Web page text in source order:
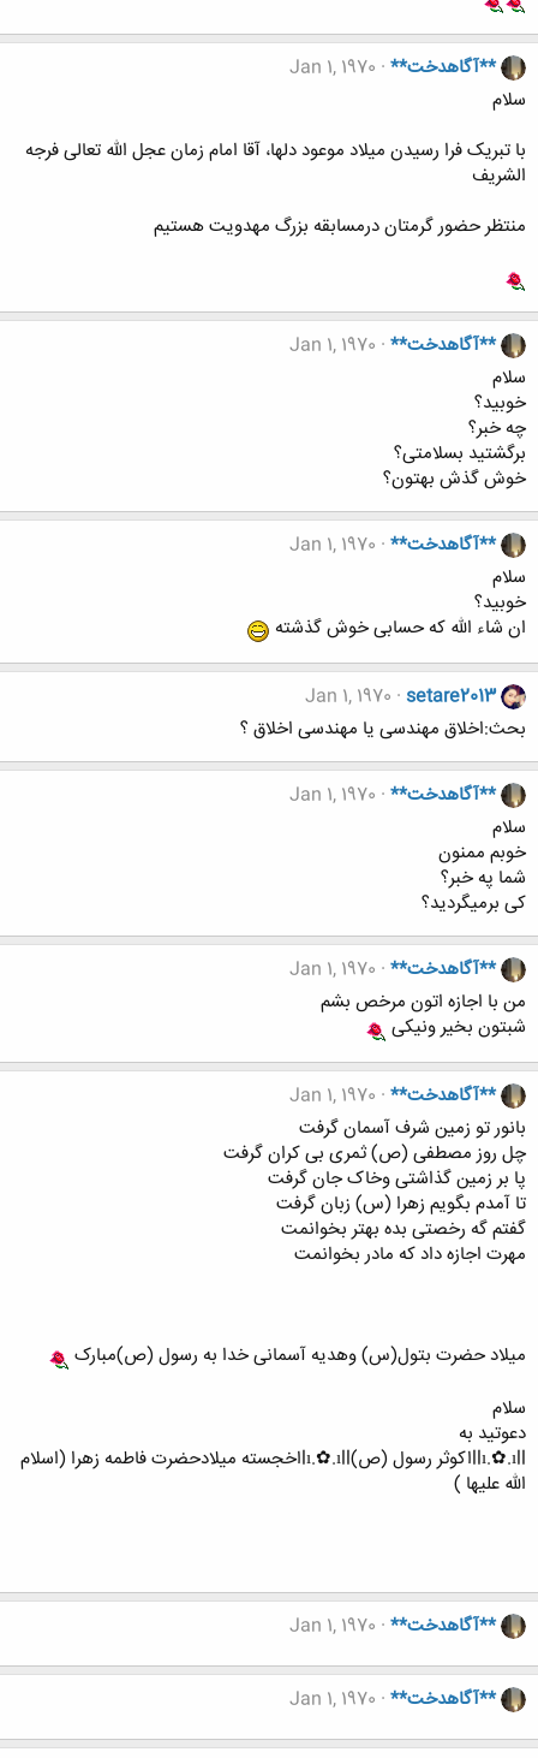
**آگاهدخت** Jan 1, 1970
سلام
با تبریک فرا رسیدن میلاد موعود دلها، آقا امام زمان عجل الله تعالی فرجه
الشریف
منتظر حضور گرمتان درمسابقه بزرگ مهدویت هستیم
**آگاهدخت** Jan 1, 1970
سلام
خوبید؟
چه خبر؟
برگشتید بسلامتی؟
خوش گذش بهتون؟
**آگاهدخت** Jan 1, 1970
سلام
خوبید؟
ان شاء الله که حسابی خوش گذشته
setare2013
Jan 1, 1970
بحث:اخلاق مهندسی یا مهندسی اخلاق ؟
**آگاهدخت** Jan 1, 1970
سلام
خوبم ممنون
شما په خبر؟
کی برمیگردید؟
**آگاهدخت** Jan 1, 1970
من با اجازه اتون مرخص بشم
شبتون بخیر ونیکی
**آگاهدخت** Jan 1, 1970
بانور تو زمین شرف آسمان گرفت
چل روز مصطفی (ص) ثمری بی کران گرفت
پا بر زمین گذاشتی وخاک جان گرفت
تا آمدم بگویم زهرا (س) زبان گرفت
گفتم گه رخصتی بده بهتر بخوانمت
مهرت اجازه داد که مادر بخوانمت
میلاد حضرت بتول(س) وهدیه آسمانی خدا به رسول (ص)مبارک
سلام
دعوتید به
llı.✿.ıllاکوثر رسول (ص)lı.✿.ıllاخجسته میلادحضرت فاطمه زهرا (اسلام
الله علیها )
**آگاهدخت** Jan 1, 1970
**آگاهدخت** Jan 1, 1970